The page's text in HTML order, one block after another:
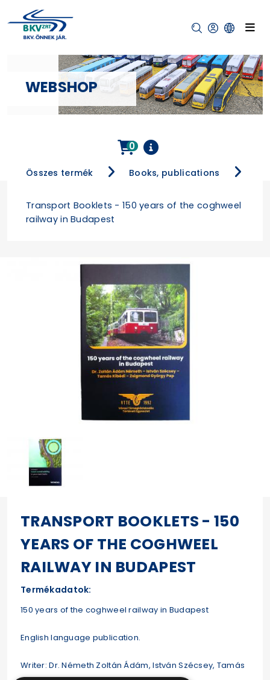
WEBSHOP
Összes termék Books, publications
Transport Booklets - 150 years of the coghweel
railway in Budapest
0
TRANSPORT BOOKLETS - 150
YEARS OF THE COGHWEEL
RAILWAY IN BUDAPEST
Termékadatok:
150 years of the coghweel railway in Budapest
English language publication.
Writer: Dr. Németh Zoltán Ádám, István Szécsey, Tamás